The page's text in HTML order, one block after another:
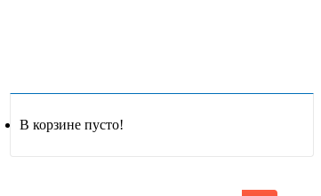
В корзине пусто!